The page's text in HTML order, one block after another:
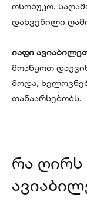
ოსობუკო.
დახვეწილი
იაფი
მოაწყოთ
მოდა,
თანაარსებობს.
რა ღირს